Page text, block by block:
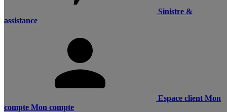
Sinistre &
assistance
Espace client Mon
compte Mon compte